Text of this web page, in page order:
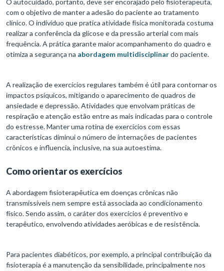
O autocuidado, portanto, deve ser encorajado pelo fisioterapeuta,
com o objetivo de manter a adesão do paciente ao tratamento
clínico. O indivíduo que pratica atividade física monitorada costuma
realizar a conferência da glicose e da pressão arterial com mais
frequência. A prática garante maior acompanhamento do quadro e
otimiza a segurança na abordagem multidisciplinardo paciente.
A realização de exercícios regulares também é útil para contornar os
impactos psíquicos, mitigando o aparecimento de quadros de
ansiedade e depressão. Atividades que envolvam práticas de
respiração e atenção estão entre as mais indicadas para o controle
do estresse. Manter uma rotina de exercícios com essas
características diminui o número de internações de pacientes
crônicos e influencia, inclusive, na sua autoestima.
Como orientar os exercícios
A abordagem fisioterapêutica em doenças crônicas não
transmissíveis nem sempre está associada ao condicionamento
físico. Sendo assim, o caráter dos exercícios é preventivo e
terapêutico, envolvendo atividades aeróbicas e de resistência.
Para pacientes diabéticos, por exemplo, a principal contribuição da
fisioterapia é a manutenção da sensibilidade, principalmente nos